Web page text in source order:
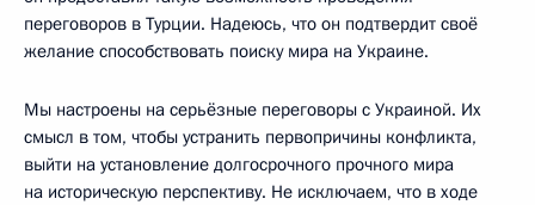
переговоров в Турции. Надеюсь, что он подтвердит своё
желание способствовать поиску мира на Украине.
Мы настроены на серьёзные переговоры с Украиной. Их
смысл в том, чтобы устранить первопричины конфликта,
выйти на установление долгосрочного прочного мира
на историческую перспективу. Не исключаем, что в ходе